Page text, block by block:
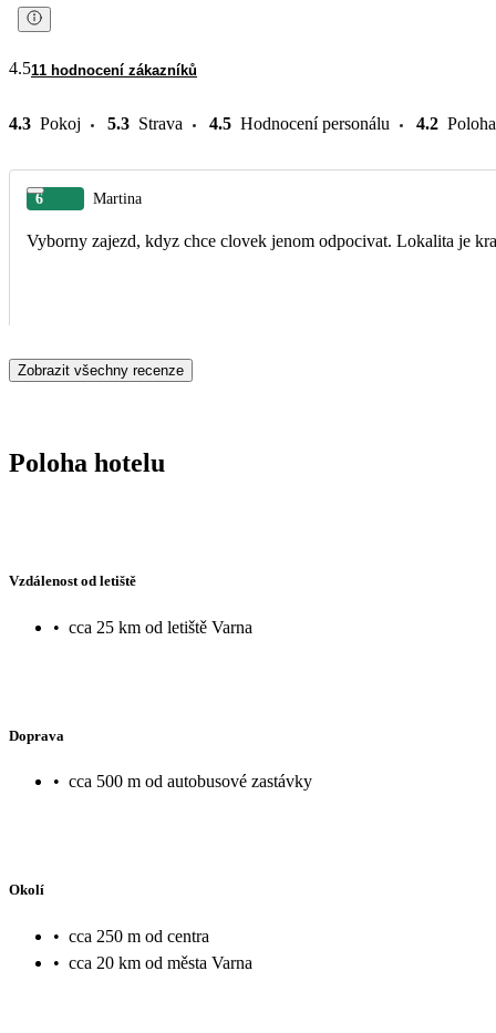
4.511 hodnocení zákazníků
4.3 Pokoj 5.3 Strava 4.5 Hodnocení personálu 4.2 Poloha
6 Martina
Vyborny zajezd, kdyz chce clovek jenom odpocivat. Lokalita je
Zobrazit všechny recenze
Poloha hotelu
Vzdálenost od letiště
• cca 25 km od letiště Varna
Doprava
• cca 500 m od autobusové zastávky
Okolí
• cca 250 m od centra
• cca 20 km od města Varna